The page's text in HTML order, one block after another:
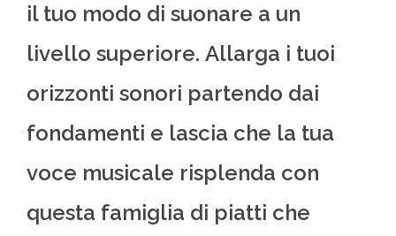
il tuo modo di suonare a un
livello superiore. Allarga i tuoi
orizzonti sonori partendo dai
fondamenti e lascia che la tua
voce musicale risplenda con
questa famiglia di piatti che